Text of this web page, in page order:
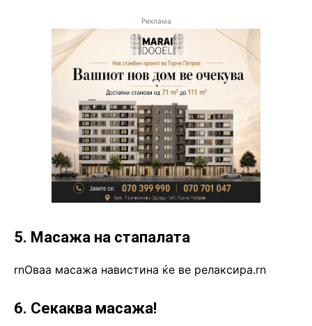
Реклама
5. Масажа на стапалата
rnОваа масажа навистина ќе ве релаксира.rn
6. Секаква масажа!